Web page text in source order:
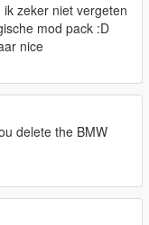
zeker niet vergeten
mod pack :D
nice
delete the BMW